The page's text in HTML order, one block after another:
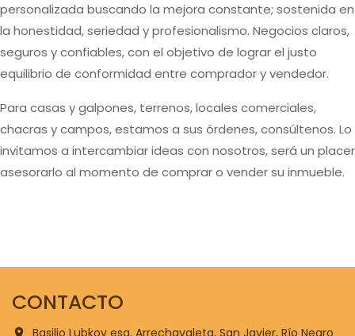
personalizada buscando la mejora constante; sostenida en
la honestidad, seriedad y profesionalismo. Negocios claros,
seguros y confiables, con el objetivo de lograr el justo
equilibrio de conformidad entre comprador y vendedor.
Para casas y galpones, terrenos, locales comerciales,
chacras y campos, estamos a sus órdenes, consúltenos. Lo
invitamos a intercambiar ideas con nosotros, será un placer
asesorarlo al momento de comprar o vender su inmueble.
CONTACTO